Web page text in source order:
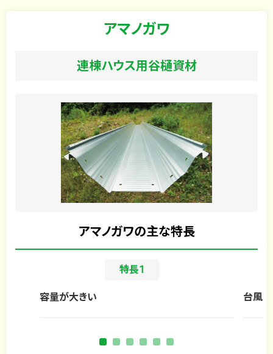
アマノガワ
連棟ハウス用谷樋資材
アマノガワの主な特長
容量が大きい 台風